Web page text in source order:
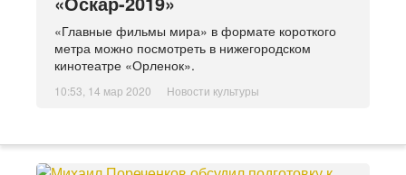
«Главные фильмы мира» в формате короткого
метра можно посмотреть в нижегородском
кинотеатре «Орленок».
10:53, 14 мар 2020 Новости культуры